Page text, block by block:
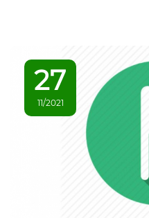
27
11/2021